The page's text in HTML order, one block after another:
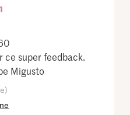
ce super feedback.
Migusto